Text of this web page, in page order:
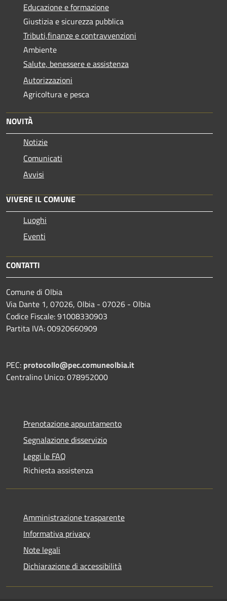
Educazione e formazione
Giustizia e sicurezza pubblica
Tributi,finanze e contravvenzioni
Ambiente
Salute, benessere e assistenza
Autorizzazioni
Agricoltura e pesca
NOVITÀ
Notizie
Comunicati
Avvisi
VIVERE IL COMUNE
Luoghi
Eventi
CONTATTI
Comune di Olbia
Via Dante 1, 07026, Olbia - 07026 - Olbia
Codice Fiscale: 91008330903
Partita IVA: 00920660909
PEC: protocollo@pec.comuneolbia.it
Centralino Unico: 078952000
Prenotazione appuntamento
Segnalazione disservizio
Leggi le FAQ
Richiesta assistenza
Amministrazione trasparente
Informativa privacy
Note legali
Dichiarazione di accessibilità